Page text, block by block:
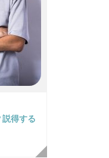
得する